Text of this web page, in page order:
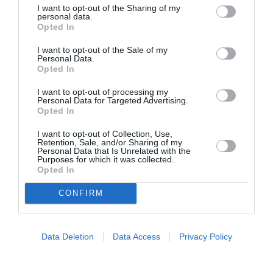
I want to opt-out of the Sharing of my
personal data.
Opted In
I want to opt-out of the Sale of my
Personal Data.
Opted In
I want to opt-out of processing my
Personal Data for Targeted Advertising.
Opted In
I want to opt-out of Collection, Use,
Retention, Sale, and/or Sharing of my
Personal Data that Is Unrelated with the
Purposes for which it was collected.
Opted In
CONFIRM
Data Deletion Data Access Privacy Policy
Παναγιώτης
Μάργαρης –
Badminton
Πέτα και
Ίδρυμα
Ιζαμπέλ Πάρρα,
H Ελένη Πέτα και